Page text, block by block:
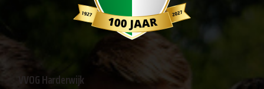
VVOG Harderwijk